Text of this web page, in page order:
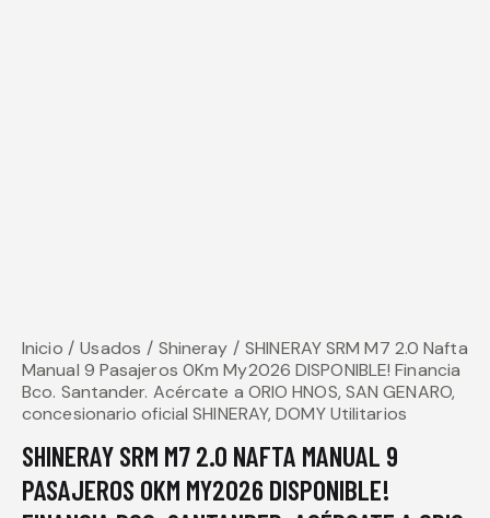
Inicio Usados Shineray
SHINERAY SRM M7 2.0 Nafta
Manual 9 Pasajeros 0Km My2026 DISPONIBLE! Financia
Bco. Santander. Acércate a ORIO HNOS, SAN GENARO,
concesionario oficial SHINERAY, DOMY Utilitarios
SHINERAY SRM M7 2.0 NAFTA MANUAL 9
PASAJEROS 0KM MY2026 DISPONIBLE!